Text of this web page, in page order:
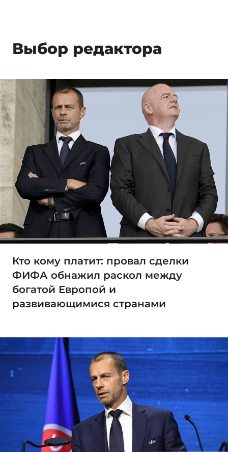
Выбор редактора
Кто кому платит: провал сделки
ФИФА обнажил раскол между
богатой Европой и
развивающимися странами